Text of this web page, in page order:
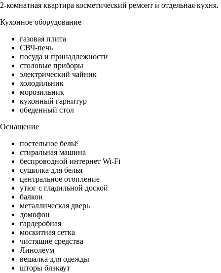
2-комнатная квартира косметический ремонт и отдельная кухня.
Кухонное оборудование
газовая плита
СВЧ-печь
посуда и принадлежности
столовые приборы
электрический чайник
холодильник
морозильник
кухонный гарнитур
обеденный стол
Оснащение
постельное бельё
стиральная машина
беспроводной интернет Wi-Fi
сушилка для белья
центральное отопление
утюг с гладильной доской
балкон
металлическая дверь
домофон
гардеробная
москитная сетка
чистящие средства
Линолеум
вешалка для одежды
шторы блэкаут